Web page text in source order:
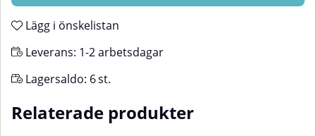
Lägg i önskelistan
Leverans: 1-2 arbetsdagar
Lagersaldo: 6st.
Relaterade produkter